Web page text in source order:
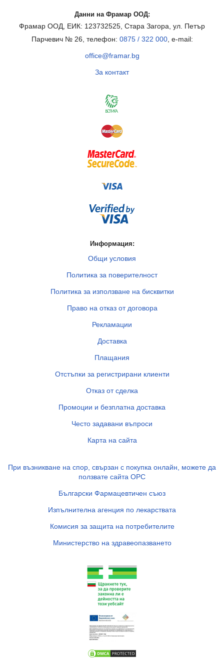
Данни на Фрамар ООД:
Фрамар ООД, ЕИК: 123732525, Стара Загора, ул. Петър
Парчевич № 26, телефон: 0875 / 322 000, e-mail:
office@framar.bg
За контакт
Информация:
Общи условия
Политика за поверителност
Политика за използване на бисквитки
Право на отказ от договора
Рекламации
Доставка
Плащания
Отстъпки за регистрирани клиенти
Отказ от сделка
Промоции и безплатна доставка
Често задавани въпроси
Карта на сайта
При възникване на спор, свързан с покупка онлайн, можете да
ползвате сайта ОРС
Български Фармацевтичен съюз
Изпълнителна агенция по лекарствата
Комисия за защита на потребителите
Министерство на здравеопазването